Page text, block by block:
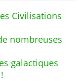
Civilisations
nombreuses
galactiques